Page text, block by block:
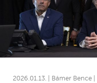
2026.01.13. | Bámer Bence |